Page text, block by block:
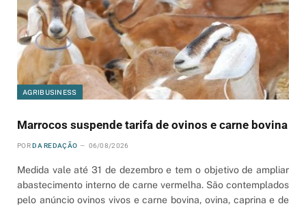
AGRIBUSINESS
Marrocos suspende tarifa de ovinos e carne bovina
POR DA REDAÇÃO 06/08/2026
Medida vale até 31 de dezembro e tem o objetivo de ampliar
abastecimento interno de carne vermelha. São contemplados
pelo anúncio ovinos vivos e carne bovina, ovina, caprina e de